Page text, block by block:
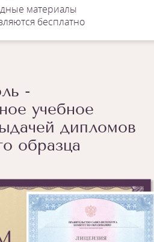
материалы
бесплатно
-
учебное
дипломов
образца